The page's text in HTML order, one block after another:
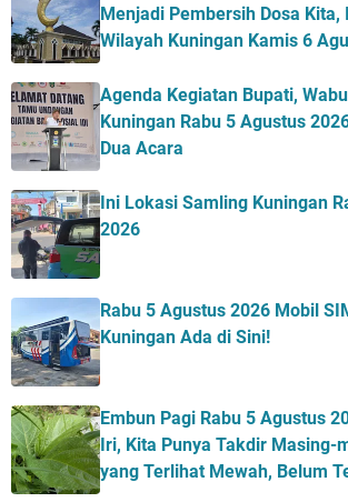
Menjadi Pembersih Dosa
Wilayah Kuningan Kamis 6
Agenda Kegiatan Bupati,
Kuningan Rabu 5 Agustus
Dua Acara
Ini Lokasi Samling Kuningan
2026
Rabu 5 Agustus 2026 Mobil
Kuningan Ada di Sini!
Embun Pagi Rabu 5 Agustus
Iri, Kita Punya Takdir Masing-
yang Terlihat Mewah, Belum